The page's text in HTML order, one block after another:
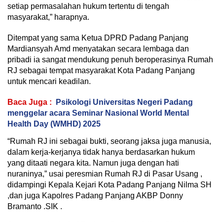
setiap permasalahan hukum tertentu di tengah
masyarakat,” harapnya.
Ditempat yang sama Ketua DPRD Padang Panjang
Mardiansyah Amd menyatakan secara lembaga dan
pribadi ia sangat mendukung penuh beroperasinya Rumah
RJ sebagai tempat masyarakat Kota Padang Panjang
untuk mencari keadilan.
Baca Juga :
Psikologi Universitas Negeri Padang
menggelar acara Seminar Nasional World Mental
Health Day (WMHD) 2025
“Rumah RJ ini sebagai bukti, seorang jaksa juga manusia,
dalam kerja-kerjanya tidak hanya berdasarkan hukum
yang ditaati negara kita. Namun juga dengan hati
nuraninya,” usai peresmian Rumah RJ di Pasar Usang ,
didampingi Kepala Kejari Kota Padang Panjang Nilma SH
,dan juga Kapolres Padang Panjang AKBP Donny
Bramanto .SIK .